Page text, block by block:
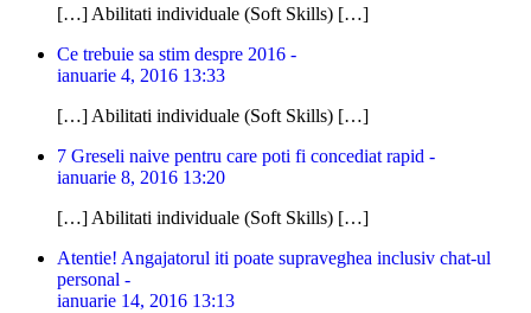
[…] Abilitati individuale (Soft Skills) […]
Ce trebuie sa stim despre 2016 -
ianuarie 4, 2016 13:33
[…] Abilitati individuale (Soft Skills) […]
7 Greseli naive pentru care poti fi concediat rapid -
ianuarie 8, 2016 13:20
[…] Abilitati individuale (Soft Skills) […]
Atentie! Angajatorul iti poate supraveghea inclusiv chat-ul
personal -
ianuarie 14, 2016 13:13